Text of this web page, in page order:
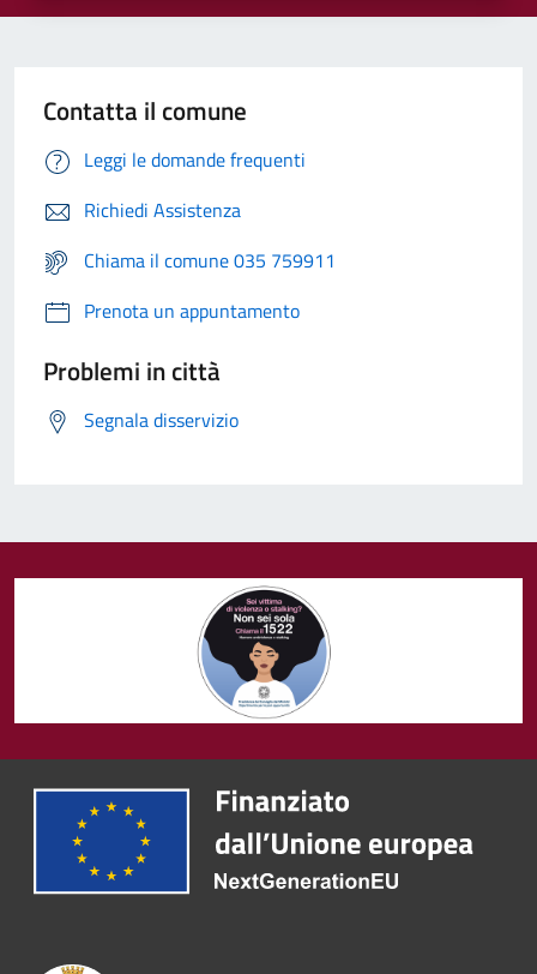
Contatta il comune
Leggi le domande frequenti
Richiedi Assistenza
Chiama il comune 035 759911
Prenota un appuntamento
Problemi in città
Segnala disservizio